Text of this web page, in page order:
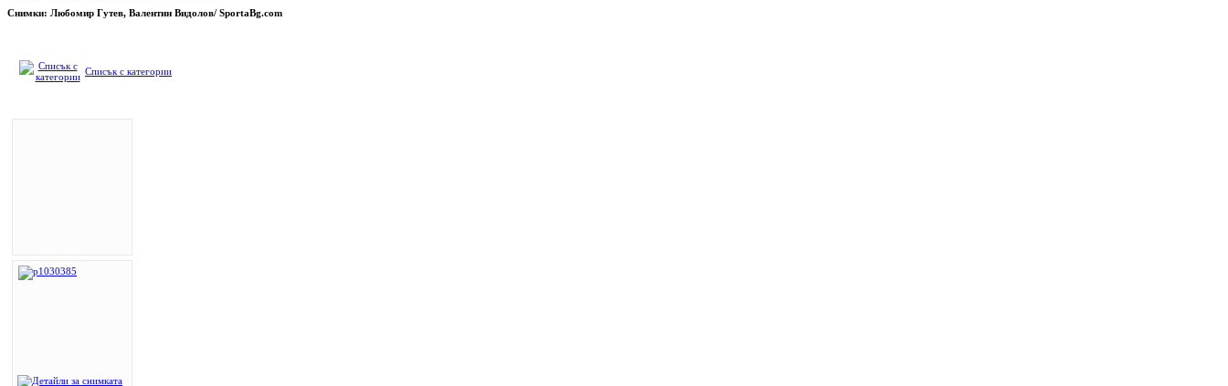
Снимки: Любомир Гутев, Валентин Видолов/ SportaBg.com
Списък с категории